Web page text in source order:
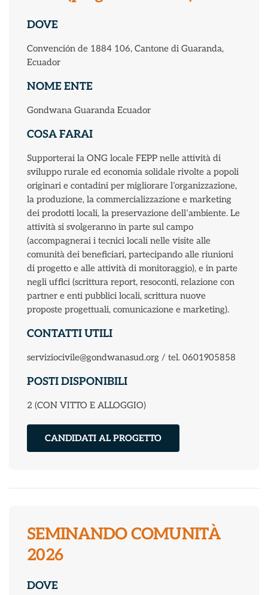
DOVE
Convención de 1884 106, Cantone di Guaranda,
Ecuador
NOME ENTE
Gondwana Guaranda Ecuador
COSA FARAI
Supporterai la ONG locale FEPP nelle attività di
sviluppo rurale ed economia solidale rivolte a popoli
originari e contadini per migliorare l’organizzazione,
la produzione, la commercializzazione e marketing
dei prodotti locali, la preservazione dell’ambiente. Le
attività si svolgeranno in parte sul campo
(accompagnerai i tecnici locali nelle visite alle
comunità dei beneficiari, partecipando alle riunioni
di progetto e alle attività di monitoraggio), e in parte
negli uffici (scrittura report, resoconti, relazione con
partner e enti pubblici locali, scrittura nuove
proposte progettuali, comunicazione e marketing).
CONTATTI UTILI
serviziocivile@gondwanasud.org / tel. 0601905858
POSTI DISPONIBILI
2 (CON VITTO E ALLOGGIO)
CANDIDATI AL PROGETTO
SEMINANDO COMUNITÀ
2026
DOVE